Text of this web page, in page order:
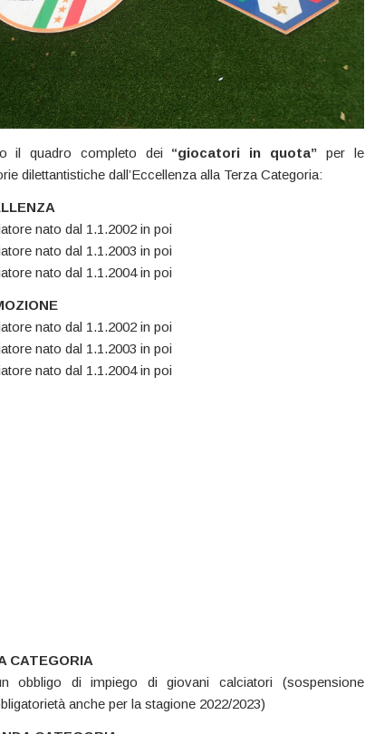
il quadro completo dei “giocatori in quota”per le
dilettantistiche dall’Eccellenza alla Terza Categoria:
nato dal 1.1.2002 in poi
nato dal 1.1.2003 in poi
nato dal 1.1.2004 in poi
nato dal 1.1.2002 in poi
nato dal 1.1.2003 in poi
nato dal 1.1.2004 in poi
CATEGORIA
obbligo di impiego di giovani calciatori (sospensione
anche per la stagione 2022/2023)